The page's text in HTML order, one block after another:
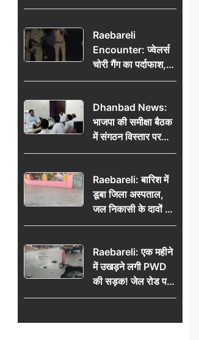
नहीं आ पाएंगे
‘डकैत’ गिरफ्तार, इंदौर
Raebareli
Encounter: ज्वेलर्स
चोरी गैंग का पर्दाफाश,
पुलिस मुठभेड़ में दो
किलो चांदी बरामद
Dhanbad News:
भाजपा की समीक्षा बैठक
में संगठन विस्तार पर
मंथन, बीडीओ से
जनसमस्याओं का विवरण
Raebareli: बारिश में
डूबा जिला अस्पताल,
जल निकासी के दावों की
खुली पोल
Raebareli: एक महीने
में उखड़ने लगी PWD
की सड़क! जेल रोड पर
गड्ढे ने खोली निर्माण
की उठी मांग